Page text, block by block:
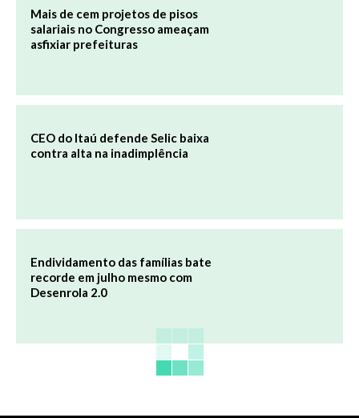
Mais de cem projetos de pisos
salariais no Congresso ameaçam
asfixiar prefeituras
CEO do Itaú defende Selic baixa
contra alta na inadimplência
Endividamento das famílias bate
recorde em julho mesmo com
Desenrola 2.0